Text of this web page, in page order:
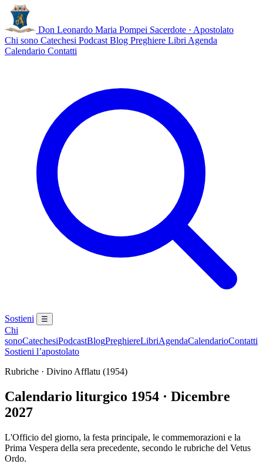
Don Leonardo Maria Pompei Sacerdote · Apostolato
Chi sono Catechesi Podcast Blog Preghiere Libri Agenda
Calendario Contatti
Sostieni ☰
Chi
sonoCatechesiPodcastBlogPreghiereLibriAgendaCalendarioContatti
Sostieni l’apostolato
Rubriche · Divino Afflatu (1954)
Calendario liturgico 1954 · Dicembre
2027
L'Officio del giorno, la festa principale, le commemorazioni e la
Prima Vespera della sera precedente, secondo le rubriche del Vetus
Ordo.